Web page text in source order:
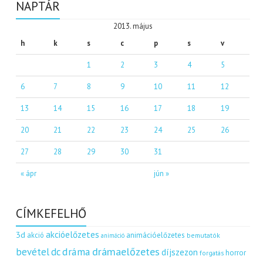
NAPTÁR
2013. május
h
k s c p s v
« ápr jún »
1 2 3 4 5
6 7 8 9 10 11 12
13 14 15 16 17 18 19
20 21 22 23 24 25 26
27 28 29 30 31
CÍMKEFELHŐ
3d akció akcióelőzetes animáció animációelőzetes bemutatók
bevételdcdráma drámaelőzetes díjszezon forgatás horror